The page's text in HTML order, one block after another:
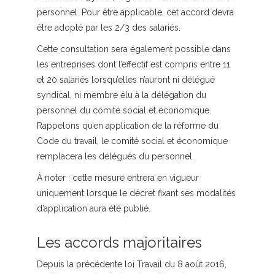
personnel. Pour être applicable, cet accord devra
être adopté par les 2/3 des salariés.
Cette consultation sera également possible dans
les entreprises dont l’effectif est compris entre 11
et 20 salariés lorsqu’elles n’auront ni délégué
syndical, ni membre élu à la délégation du
personnel du comité social et économique.
Rappelons qu’en application de la réforme du
Code du travail, le comité social et économique
remplacera les délégués du personnel.
À noter : cette mesure entrera en vigueur
uniquement lorsque le décret fixant ses modalités
d’application aura été publié.
Les accords majoritaires
Depuis la précédente loi Travail du 8 août 2016,